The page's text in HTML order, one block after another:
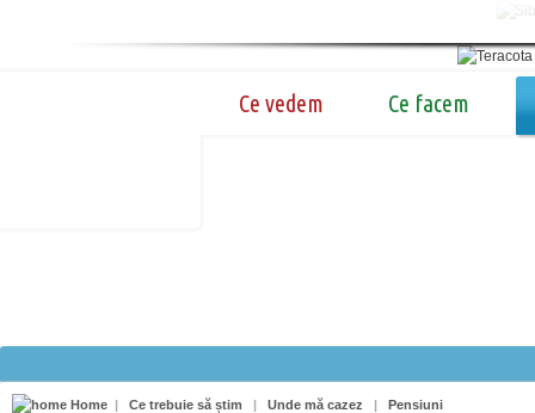
Ce vedem Ce facem
Home | Ce trebuie să știm | Unde mă cazez | Pensiuni